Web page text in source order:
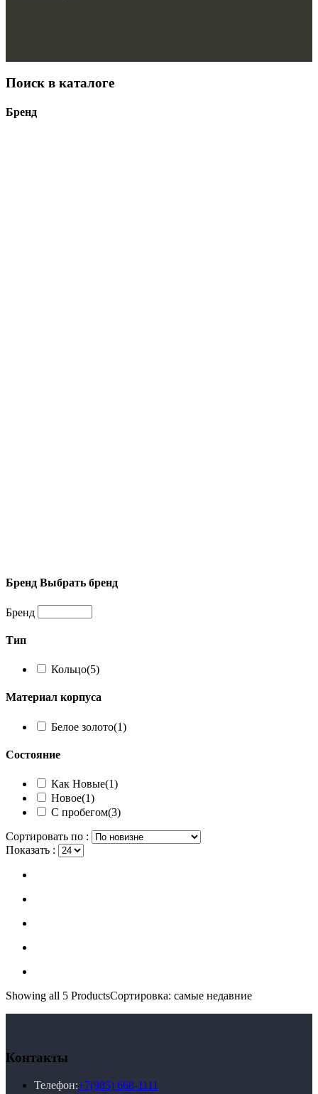
Поиск в каталоге
Бренд
Бренд Выбрать бренд
Бренд
Тип
Кольцо(5)
Материал корпуса
Белое золото(1)
Состояние
Как Новые(1)
Новое(1)
С пробегом(3)
Сортировать по :
Показать :
Showing all 5 ProductsСортировка: самые недавние
Контакты
Телефон:+7(985) 668-1111